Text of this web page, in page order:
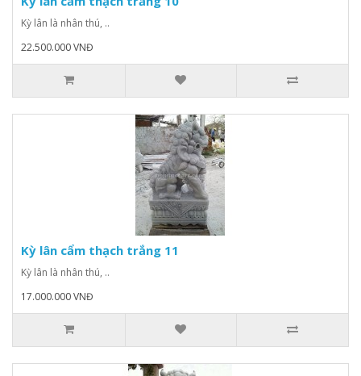
Kỳ lân là nhân thú, ..
22.500.000 VNĐ
Kỳ lân cẩm thạch trắng 11
Kỳ lân là nhân thú, ..
17.000.000 VNĐ